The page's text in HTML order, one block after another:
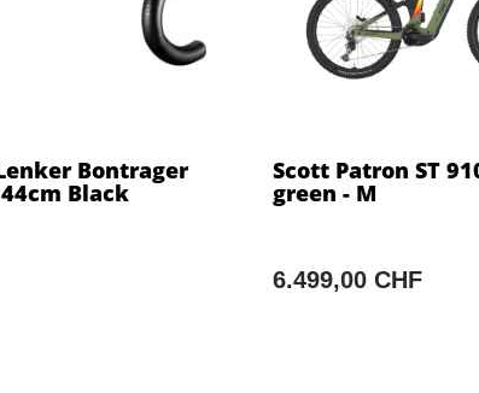
Bontrager
44cm Black
Scott Patron ST
green - M
6.499,00 CHF